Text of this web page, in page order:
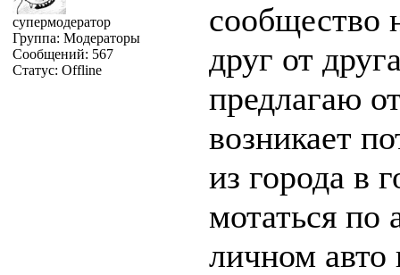
супермодератор
Группа: Модераторы
Сообщений: 567
Статус: Offline
сообщество
друг от
предлагаю
возникает
из города в
мотаться по
личном авто